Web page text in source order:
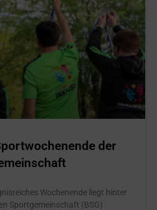
der
Wochenende liegt hinter
Sportgemeinschaft (BSG)